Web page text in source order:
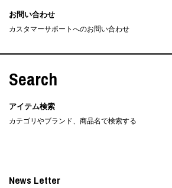
お問い合わせ
カスタマーサポートへのお問い合わせ
Search
アイテム検索
カテゴリやブランド、商品名で検索する
News Letter